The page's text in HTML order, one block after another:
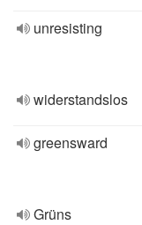
unresisting
widerstandslos
greensward
Grüns